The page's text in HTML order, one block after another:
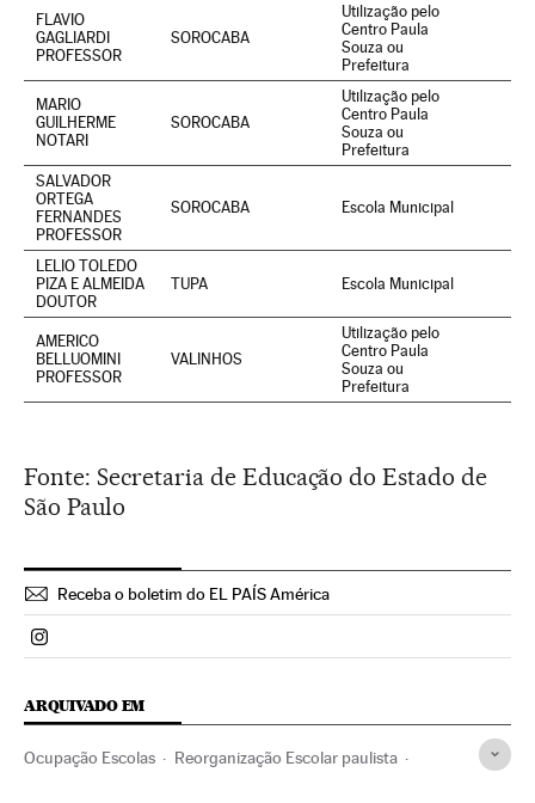
FLAVIO
GAGLIARDI
PROFESSOR
SOROCABA
Utilização pelo
Centro Paula
Souza ou
Prefeitura
MARIO
GUILHERME
NOTARI
SOROCABA
Utilização pelo
Centro Paula
Souza ou
Prefeitura
SALVADOR
ORTEGA
FERNANDES
PROFESSOR
SOROCABA Escola Municipal
LELIO TOLEDO
PIZA E ALMEIDA
DOUTOR
TUPA Escola Municipal
AMERICO
BELLUOMINI
PROFESSOR
VALINHOS
Utilização pelo
Centro Paula
Souza ou
Prefeitura
Fonte: Secretaria de Educação do Estado de
São Paulo
Receba o boletim do EL PAÍS América
Politica El País Brasil en Instagram
ARQUIVADO EM
Ocupação Escolas Reorganização Escolar paulista